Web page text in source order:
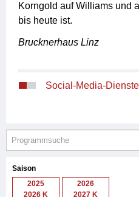
Korngold auf Williams und
bis heute ist.
Brucknerhaus Linz
Social-Media-
Saison
2025
2026 K
2026
2027 K